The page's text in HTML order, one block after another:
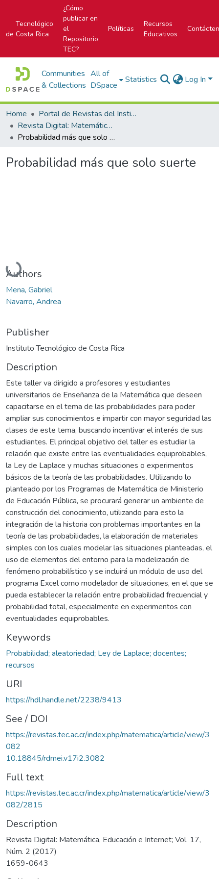
Tecnológico
de Costa Rica
¿Cómo
publicar en
el
Repositorio
TEC?
Políticas
Recursos
Educativos
Communities
& Collections
All of
DSpace
Statistics Log In
Home
Portal de Revistas del Instituto Tecnológico de Costa Rica
Revista Digital: Matemática, Educación e Internet
Probabilidad más que solo suerte
Probabilidad más que solo suerte
Loading...
Authors
Mena, Gabriel
Navarro, Andrea
Publisher
Instituto Tecnológico de Costa Rica
Description
Este taller va dirigido a profesores y estudiantes
universitarios de Enseñanza de la Matemática que deseen
capacitarse en el tema de las probabilidades para poder
ampliar sus conocimientos e impartir con mayor seguridad las
clases de este tema, buscando incentivar el interés de sus
estudiantes. El principal objetivo del taller es estudiar la
relación que existe entre las eventualidades equiprobables,
la Ley de Laplace y muchas situaciones o experimentos
básicos de la teoría de las probabilidades. Utilizando lo
planteado por los Programas de Matemática de Ministerio
de Educación Pública, se procurará generar un ambiente de
construcción del conocimiento, utilizando para esto la
integración de la historia con problemas importantes en la
teoría de las probabilidades, la elaboración de materiales
simples con los cuales modelar las situaciones planteadas, el
uso de elementos del entorno para la modelización de
fenómeno probabilístico y se incluirá un módulo de uso del
programa Excel como modelador de situaciones, en el que se
pueda establecer la relación entre probabilidad frecuencial y
probabilidad total, especialmente en experimentos con
eventualidades equiprobables.
Keywords
Probabilidad; aleatoriedad; Ley de Laplace; docentes;
recursos
URI
https://hdl.handle.net/2238/9413
See / DOI
https://revistas.tec.ac.cr/index.php/matematica/article/view/3
082
10.18845/rdmei.v17i2.3082
Full text
https://revistas.tec.ac.cr/index.php/matematica/article/view/3
082/2815
Description
Revista Digital: Matemática, Educación e Internet; Vol. 17,
Núm. 2 (2017)
1659-0643